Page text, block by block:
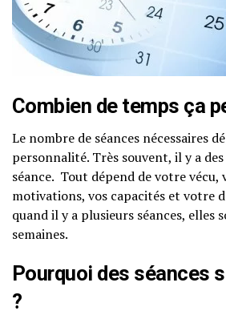
Combien de temps ça
Le nombre de séances nécessaires
personnalité. Très souvent, il y a
séance. Tout dépend de votre vécu,
motivations, vos capacités et votre
quand il y a plusieurs séances, elles
semaines.
Pourquoi des séances
?